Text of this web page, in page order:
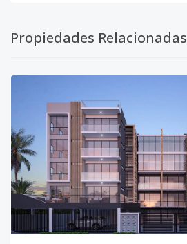
Propiedades Relacionadas